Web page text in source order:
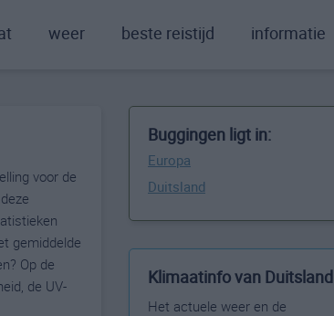
weer beste reistijd informatie
voor de
gemiddelde
Op de
de UV-
Buggingen ligt in:
Europa
Duitsland
Klimaatinfo van Duitsland
Het actuele weer en de